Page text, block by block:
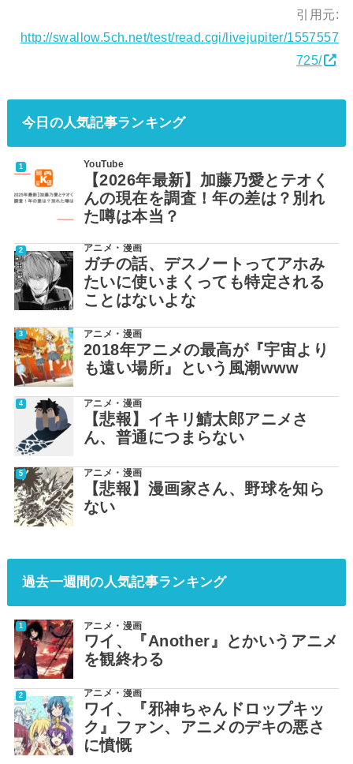
引用元:
http://swallow.5ch.net/test/read.cgi/livejupiter/1557557
725/
今日の人気記事ランキング
YouTube
【2026年最新】加藤乃愛とテオく
んの現在を調査！年の差は？別れ
た噂は本当？
アニメ・漫画
ガチの話、デスノートってアホみ
たいに使いまくっても特定される
ことはないよな
アニメ・漫画
2018年アニメの最高が『宇宙より
も遠い場所』という風潮www
アニメ・漫画
【悲報】イキリ鯖太郎アニメさ
ん、普通につまらない
アニメ・漫画
【悲報】漫画家さん、野球を知ら
ない
過去一週間の人気記事ランキング
アニメ・漫画
ワイ、『Another』とかいうアニメ
を観終わる
アニメ・漫画
ワイ、『邪神ちゃんドロップキッ
ク』ファン、アニメのデキの悪さ
に憤慨